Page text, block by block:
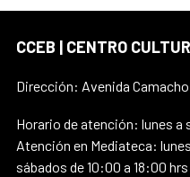
CCEB | CENTRO
Dirección: Avenida
Horario de atención: lunes a
Atención en Mediateca:
sábados de 10:00 a 18:00 hrs